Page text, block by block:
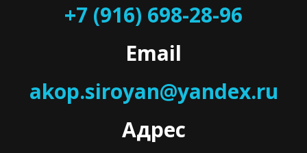
+7 (916) 698-28-96
Email
akop.siroyan@yandex.ru
Адрес